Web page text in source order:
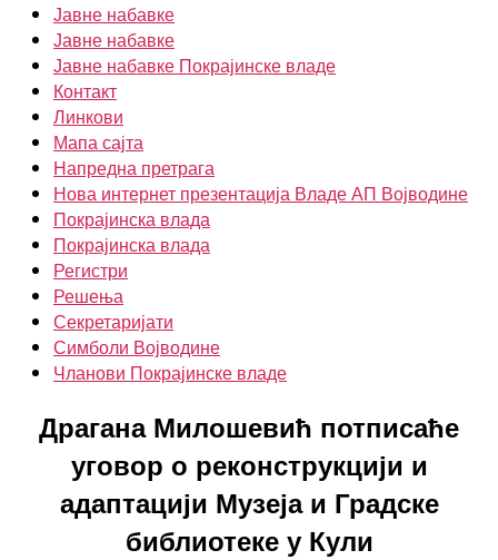
Јавне набавке
Јавне набавке
Јавне набавке Покрајинске владе
Контакт
Линкови
Мапа сајта
Напредна претрага
Нова интернет презентација Владе АП Војводине
Покрајинска влада
Покрајинска влада
Регистри
Решења
Секретаријати
Симболи Војводине
Чланови Покрајинске владе
Драгана Милошевић потписаће
уговор о реконструкцији и
адаптацији Музеја и Градске
библиотеке у Кули